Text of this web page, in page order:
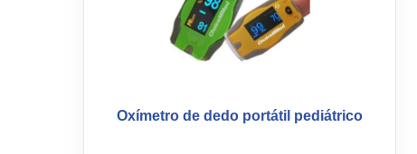
Oxímetro de dedo portátil pediátrico
The
options
may
on